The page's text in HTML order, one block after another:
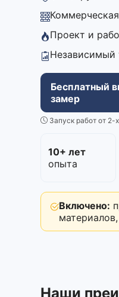
Проект и
Независимый
Бесплатный
замер
Запуск работ от 2-
10+ лет
опыта
Включено:
Наши